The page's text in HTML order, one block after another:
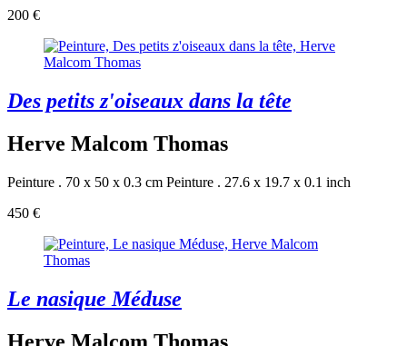
200 €
Des petits z'oiseaux dans la tête
Herve Malcom Thomas
Peinture . 70 x 50 x 0.3 cm Peinture . 27.6 x 19.7 x 0.1 inch
450 €
Le nasique Méduse